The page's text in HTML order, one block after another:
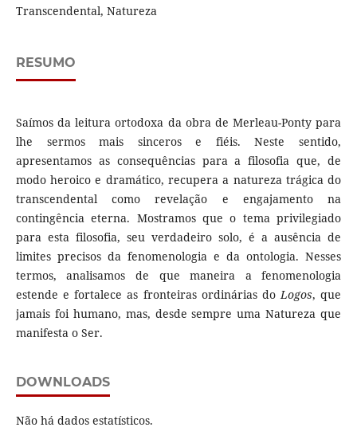
Transcendental, Natureza
RESUMO
Saímos da leitura ortodoxa da obra de Merleau-Ponty para
lhe sermos mais sinceros e fiéis. Neste sentido,
apresentamos as consequências para a filosofia que, de
modo heroico e dramático, recupera a natureza trágica do
transcendental como revelação e engajamento na
contingência eterna. Mostramos que o tema privilegiado
para esta filosofia, seu verdadeiro solo, é a ausência de
limites precisos da fenomenologia e da ontologia. Nesses
termos, analisamos de que maneira a fenomenologia
estende e fortalece as fronteiras ordinárias doLogos, que
jamais foi humano, mas, desde sempre uma Natureza que
manifesta o Ser.
DOWNLOADS
Não há dados estatísticos.